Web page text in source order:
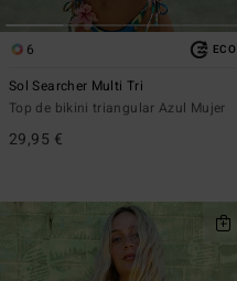
6 ECO
Sol Searcher Multi Tri
Top de bikini triangular Azul Mujer
29,95 €